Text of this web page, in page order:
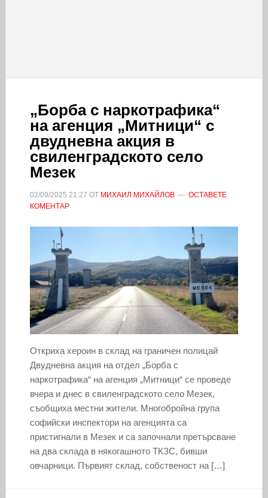
„Борба с наркотрафика“
на агенция „Митници“ с
двудневна акция в
свиленградското село
Мезек
02/09/2025 21:27 ОТ МИХАИЛ МИХАЙЛОВ
ОСТАВЕТЕ
КОМЕНТАР
Откриха хероин в склад на граничен полицай
Двудневна акция на отдел „Борба с
наркотрафика“ на агенция „Митници“ се проведе
вчера и днес в свиленградското село Мезек,
съобщиха местни жители. Многобройна група
софийски инспектори на агенцията са
пристигнали в Мезек и са започнали претърсване
на два склада в някогашното ТКЗС, бивши
овчарници. Първият склад, собственост на […]